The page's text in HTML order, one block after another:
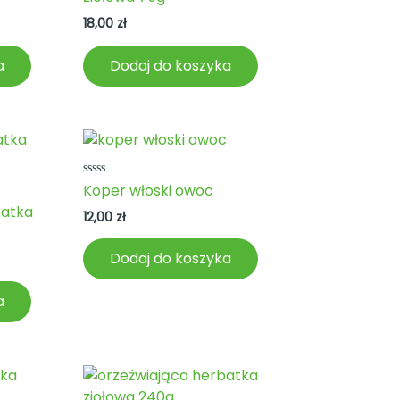
5
18,00 zł
Dodaj do koszyka
Oceniono
0
na
5
Koper włoski owoc
12,00 zł
Dodaj do koszyka